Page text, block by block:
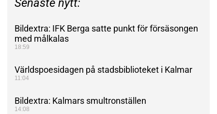
Senaste nytt:
Bildextra: IFK Berga satte punkt för försäsongen
med målkalas
18:59
Världspoesidagen på stadsbiblioteket i Kalmar
11:04
Bildextra: Kalmars smultronställen
14:08